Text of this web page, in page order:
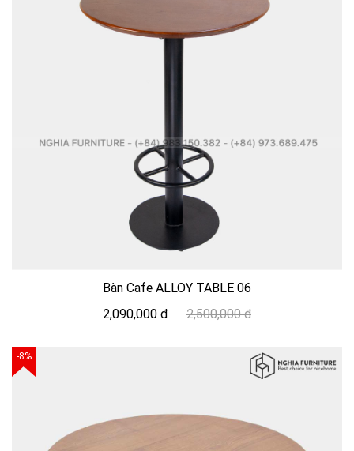
Bàn Cafe ALLOY TABLE 06
2,090,000 đ
2,500,000 đ
-8%